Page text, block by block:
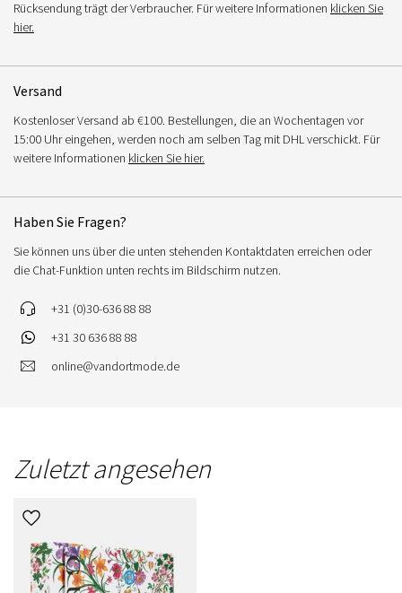
Rücksendung trägt der Verbraucher. Für weitere Informationen klicken Sie
hier.
Versand
Kostenloser Versand ab €100. Bestellungen, die an Wochentagen vor
15:00 Uhr eingehen, werden noch am selben Tag mit DHL verschickt. Für
weitere Informationen klicken Sie hier.
Haben Sie Fragen?
Sie können uns über die unten stehenden Kontaktdaten erreichen oder
die Chat-Funktion unten rechts im Bildschirm nutzen.
+31 (0)30-636 88 88
+31 30 636 88 88
online@vandortmode.de
Zuletzt angesehen